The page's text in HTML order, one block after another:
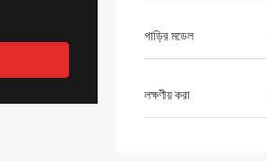
গাড়ির মডেল
লক্ষণীয় করা